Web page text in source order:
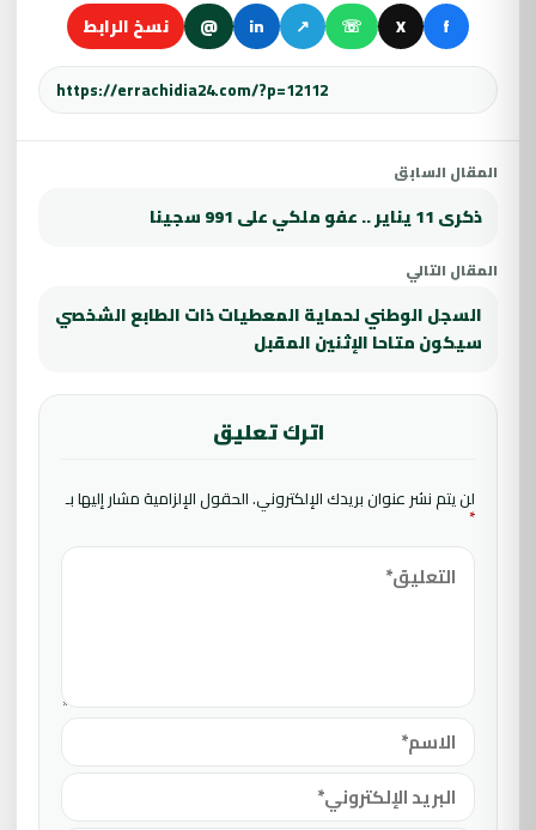
f
X
☏
↗
in
@ نسخ الرابط
المقال السابق
ذكرى 11 يناير .. عفو ملكي على 991 سجينا
المقال التالي
السجل الوطني لحماية المعطيات ذات الطابع الشخصي
سيكون متاحا الإثنين المقبل
اترك تعليق
لن يتم نشر عنوان بريدك الإلكتروني.الحقول الإلزامية مشار إليها بـ
*